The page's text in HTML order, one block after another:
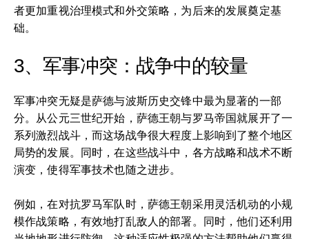
者更加重视治理模式和外交策略，为后来的发展奠定基
础。
3、军事冲突：战争中的较量
军事冲突无疑是萨德与波斯历史交锋中最为显著的一部
分。从公元三世纪开始，萨德王朝与罗马帝国就展开了一
系列激烈战斗，而这场战争很大程度上影响到了整个地区
局势的发展。同时，在这些战斗中，各方战略和战术不断
演变，使得军事技术也随之进步。
例如，在对抗罗马军队时，萨德王朝采用灵活机动的小规
模作战策略，有效地打乱敌人的部署。同时，他们还利用